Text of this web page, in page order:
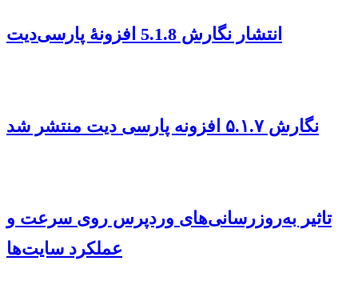
انتشار نگارش 5.1.8 افزونهٔ پارسی‌دیت
نگارش ۵.۱.۷ افزونه پارسی دیت منتشر شد
تاثیر به‌روزرسانی‌های وردپرس روی سرعت و
عملکرد سایت‌ها